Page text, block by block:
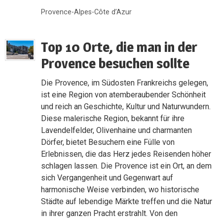
Provence-Alpes-Côte d’Azur
Top 10 Orte, die man in der
Provence besuchen sollte
Die Provence, im Südosten Frankreichs gelegen,
ist eine Region von atemberaubender Schönheit
und reich an Geschichte, Kultur und Naturwundern.
Diese malerische Region, bekannt für ihre
Lavendelfelder, Olivenhaine und charmanten
Dörfer, bietet Besuchern eine Fülle von
Erlebnissen, die das Herz jedes Reisenden höher
schlagen lassen. Die Provence ist ein Ort, an dem
sich Vergangenheit und Gegenwart auf
harmonische Weise verbinden, wo historische
Städte auf lebendige Märkte treffen und die Natur
in ihrer ganzen Pracht erstrahlt. Von den